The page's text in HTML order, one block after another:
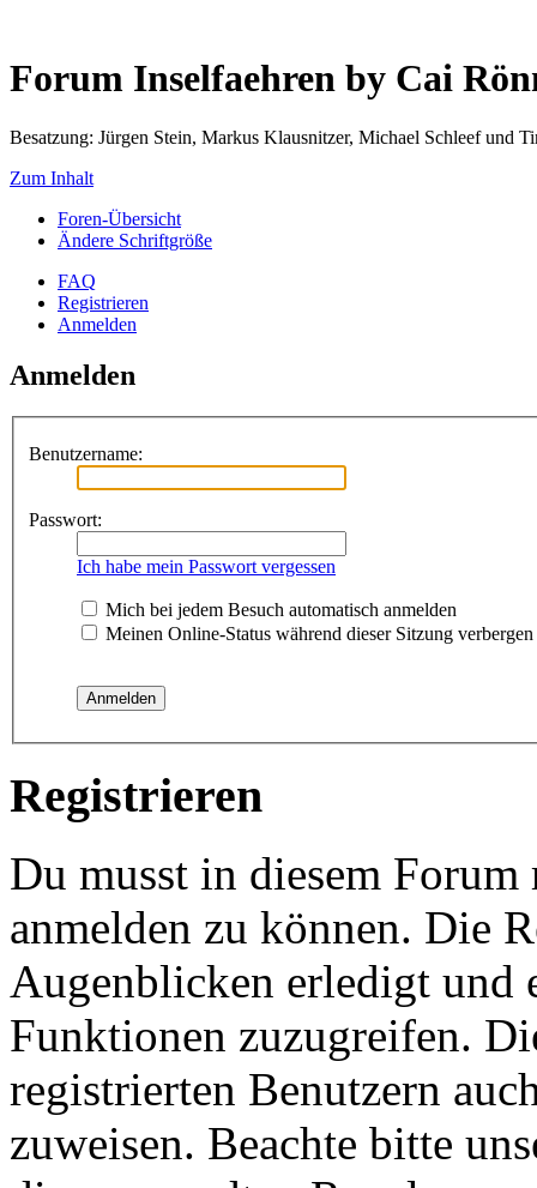
Forum Inselfaehren by Cai
Besatzung: Jürgen Stein, Markus Klausnitzer, Michael Schleef und
Zum Inhalt
Foren-Übersicht
Ändere Schriftgröße
FAQ
Registrieren
Anmelden
Anmelden
Benutzername:
Passwort:
Ich habe mein Passwort vergessen
Mich bei jedem Besuch automatisch anmelden
Meinen Online-Status während dieser Sitzung verbergen
Registrieren
Du musst in diesem
anmelden zu können. Die
Augenblicken erledigt und
Funktionen zuzugreifen.
registrierten Benutzern
zuweisen. Beachte bitte